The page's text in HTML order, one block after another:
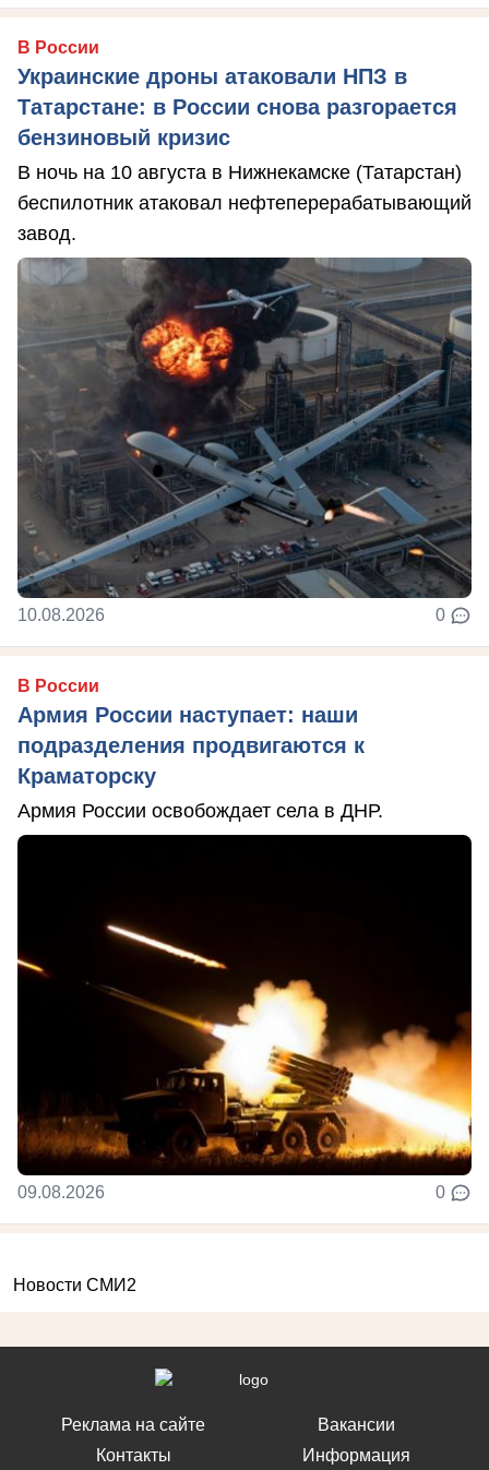
В России
Украинские дроны атаковали НПЗ в
Татарстане: в России снова разгорается
бензиновый кризис
В ночь на 10 августа в Нижнекамске (Татарстан)
беспилотник атаковал нефтеперерабатывающий
завод.
10.08.2026 0
В России
Армия России наступает: наши
подразделения продвигаются к
Краматорску
Армия России освобождает села в ДНР.
09.08.2026 0
Новости СМИ2
Реклама на сайте
Контакты
Вакансии
Информация